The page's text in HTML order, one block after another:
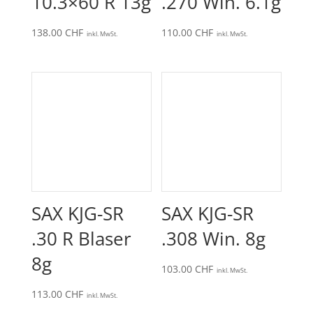
138.00 CHF inkl. MwSt. 110.00 CHF inkl. MwSt.
SAX KJG-SR
.30 R Blaser
8g
113.00 CHF inkl. MwSt.
SAX KJG-SR
.308 Win. 8g
103.00 CHF inkl. MwSt.